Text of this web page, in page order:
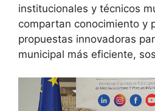
institucionales y técnicos
compartan conocimiento y
propuestas innovadoras
municipal más eficiente,